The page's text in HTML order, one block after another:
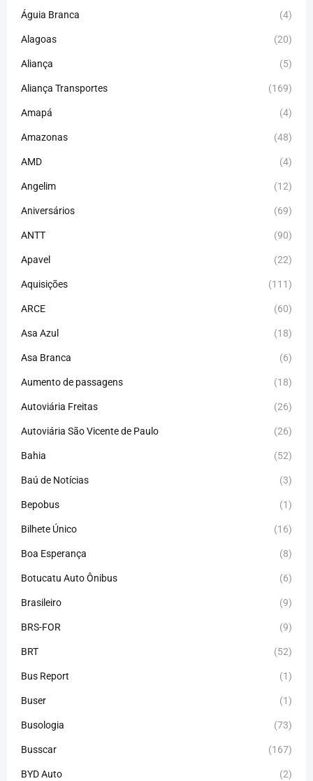
Águia Branca (4)
Alagoas (20)
Aliança (5)
Aliança Transportes (169)
Amapá (4)
Amazonas (48)
AMD (4)
Angelim (12)
Aniversários (69)
ANTT (90)
Apavel (22)
Aquisições (111)
ARCE (60)
Asa Azul (18)
Asa Branca (6)
Aumento de passagens (18)
Autoviária Freitas (26)
Autoviária São Vicente de Paulo (26)
Bahia (52)
Baú de Notícias (3)
Bepobus (1)
Bilhete Único (16)
Boa Esperança (8)
Botucatu Auto Ônibus (6)
Brasileiro (9)
BRS-FOR (9)
BRT (52)
Bus Report (1)
Buser (1)
Busologia (73)
Busscar (167)
BYD Auto (2)